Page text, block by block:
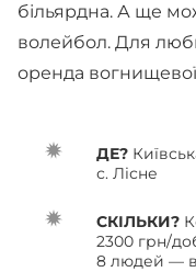
більярдна. А ще
волейбол. Для
оренда
ДЕ?
с. Лісне
СКІЛЬКИ?
2300 грн/
8 людей —